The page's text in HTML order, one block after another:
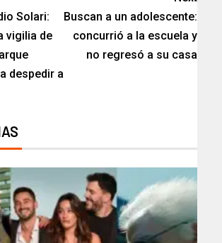
Solari:
vigilia de
despedir a
Buscan a un adolescente:
concurrió a la escuela y
no regresó a su casa​